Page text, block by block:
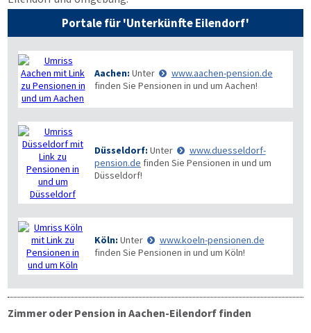
Portale für 'Unterkünfte Eilendorf'
Aachen: Unter
www.aachen-pension.de
finden Sie Pensionen in und um Aachen!
Düsseldorf: Unter
www.duesseldorf-
pension.de finden Sie Pensionen in und um
Düsseldorf!
Köln: Unter
www.koeln-pensionen.de
finden Sie Pensionen in und um Köln!
Zimmer oder Pension in Aachen-Eilendorf finden